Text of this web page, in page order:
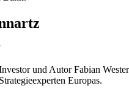
und Autor Fabian
Europas.